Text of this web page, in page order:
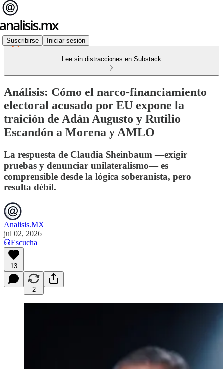
Suscribirse Iniciar sesión
Lee sin distracciones en Substack
Análisis: Cómo el narco-financiamiento
electoral acusado por EU expone la
traición de Adán Augusto y Rutilio
Escandón a Morena y AMLO
La respuesta de Claudia Sheinbaum —exigir
pruebas y denunciar unilateralismo— es
comprensible desde la lógica soberanista, pero
resulta débil.
Analisis.MX
jul 02, 2026
Escucha
13
2